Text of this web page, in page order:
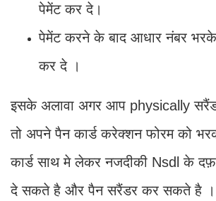
पेमेंट कर दे।
पेमेंट करने के बाद आधार नंबर
कर दे ।
इसके अलावा अगर आप physically
तो अपने पैन कार्ड करेक्शन फोरम को
कार्ड साथ मे लेकर नजदीकी Nsdl के
दे सकते है और पैन सरैंडर कर सकते है ।